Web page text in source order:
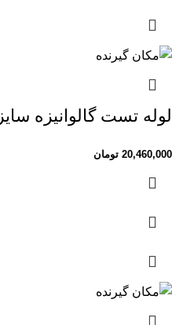
لوله تست گالوانیزه سایز 6 ضخامت 3.5 وزن 31
20,460,000 تومان